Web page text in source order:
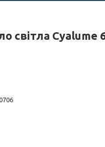
світла Cyalume